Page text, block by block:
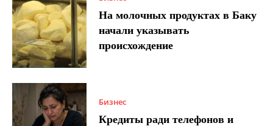
На молочных продуктах в Баку
начали указывать
происхождение
Бизнес
Кредиты ради телефонов и